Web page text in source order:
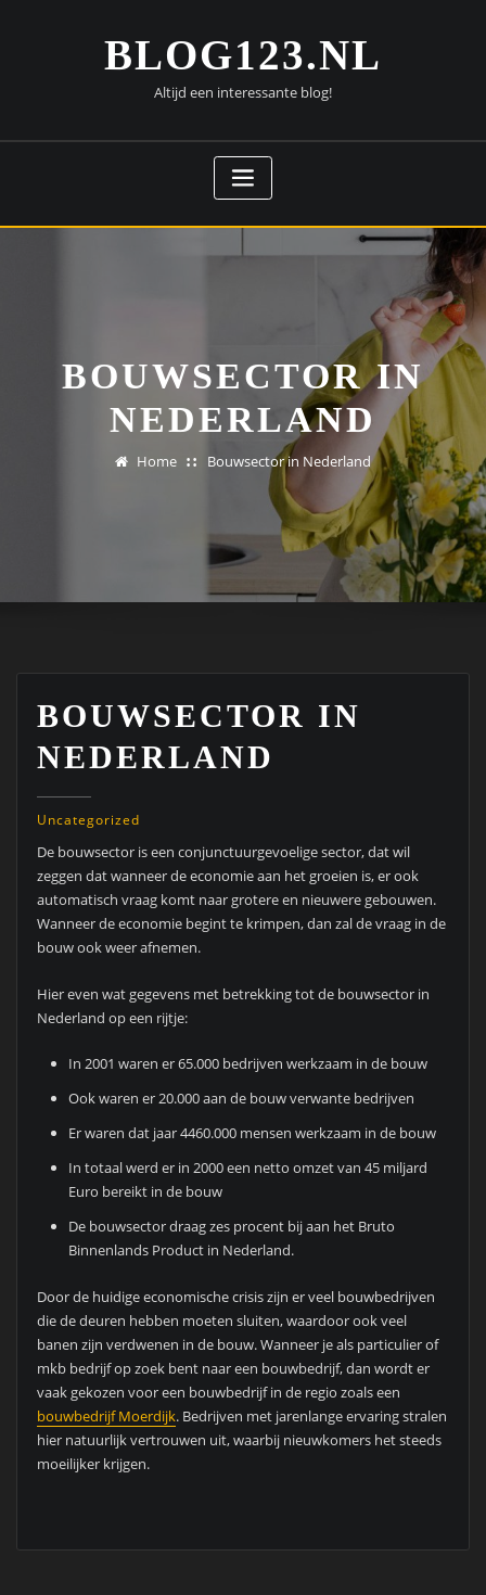
BLOG123.NL
Altijd een interessante blog!
BOUWSECTOR IN
NEDERLAND
Home Bouwsector in Nederland
BOUWSECTOR IN
NEDERLAND
Uncategorized
De bouwsector is een conjunctuurgevoelige sector, dat wil
zeggen dat wanneer de economie aan het groeien is, er ook
automatisch vraag komt naar grotere en nieuwere gebouwen.
Wanneer de economie begint te krimpen, dan zal de vraag in de
bouw ook weer afnemen.
Hier even wat gegevens met betrekking tot de bouwsector in
Nederland op een rijtje:
In 2001 waren er 65.000 bedrijven werkzaam in de bouw
Ook waren er 20.000 aan de bouw verwante bedrijven
Er waren dat jaar 4460.000 mensen werkzaam in de bouw
In totaal werd er in 2000 een netto omzet van 45 miljard
Euro bereikt in de bouw
De bouwsector draag zes procent bij aan het Bruto
Binnenlands Product in Nederland.
Door de huidige economische crisis zijn er veel bouwbedrijven
die de deuren hebben moeten sluiten, waardoor ook veel
banen zijn verdwenen in de bouw. Wanneer je als particulier of
mkb bedrijf op zoek bent naar een bouwbedrijf, dan wordt er
vaak gekozen voor een bouwbedrijf in de regio zoals een
bouwbedrijf Moerdijk. Bedrijven met jarenlange ervaring stralen
hier natuurlijk vertrouwen uit, waarbij nieuwkomers het steeds
moeilijker krijgen.